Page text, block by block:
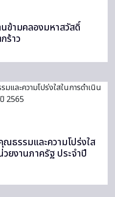
ข้ามคลองมหาสวัสดิ์​
ร้าว
ธรรมและความโปร่งใส
ยงานภาครัฐ ประจำปี